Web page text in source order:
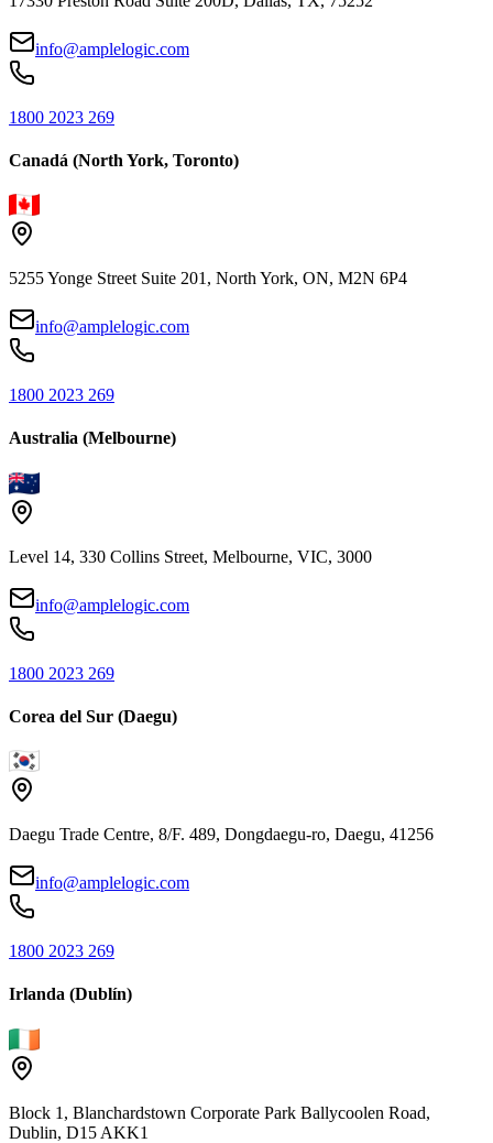
info@amplelogic.com
1800 2023 269
Canadá (North York, Toronto)
5255 Yonge Street Suite 201, North York, ON, M2N 6P4
info@amplelogic.com
1800 2023 269
Australia (Melbourne)
Level 14, 330 Collins Street, Melbourne, VIC, 3000
info@amplelogic.com
1800 2023 269
Corea del Sur (Daegu)
Daegu Trade Centre, 8/F. 489, Dongdaegu-ro, Daegu, 41256
info@amplelogic.com
1800 2023 269
Irlanda (Dublín)
Block 1, Blanchardstown Corporate Park Ballycoolen Road,
Dublin, D15 AKK1